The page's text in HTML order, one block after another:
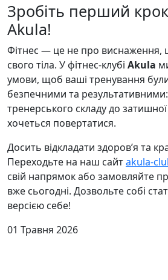
Зробіть перший
Akula!
Фітнес — це не про виснаження,
свого тіла. У фітнес-клубі Akula
умови, щоб ваші тренування
безпечними та
тренерського складу до
хочеться повертатися.
Досить відкладати здоров’я та
Переходьте на наш сайтakula-
свій напрямок або замовляйте
вже сьогодні. Дозвольте собі
версією себе!
01 Травня 2026